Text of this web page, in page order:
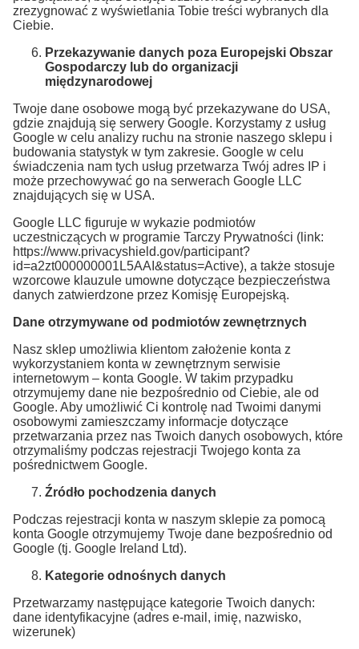
zrezygnować z wyświetlania Tobie treści wybranych dla
Ciebie.
Przekazywanie danych poza Europejski Obszar
Gospodarczy lub do organizacji
międzynarodowej
Twoje dane osobowe mogą być przekazywane do USA,
gdzie znajdują się serwery Google. Korzystamy z usług
Google w celu analizy ruchu na stronie naszego sklepu i
budowania statystyk w tym zakresie. Google w celu
świadczenia nam tych usług przetwarza Twój adres IP i
może przechowywać go na serwerach Google LLC
znajdujących się w USA.
Google LLC figuruje w wykazie podmiotów
uczestniczących w programie Tarczy Prywatności (link:
https://www.privacyshield.gov/participant?
id=a2zt000000001L5AAI&status=Active), a także stosuje
wzorcowe klauzule umowne dotyczące bezpieczeństwa
danych zatwierdzone przez Komisję Europejską.
Dane otrzymywane od podmiotów zewnętrznych
Nasz sklep umożliwia klientom założenie konta z
wykorzystaniem konta w zewnętrznym serwisie
internetowym – konta Google. W takim przypadku
otrzymujemy dane nie bezpośrednio od Ciebie, ale od
Google. Aby umożliwić Ci kontrolę nad Twoimi danymi
osobowymi zamieszczamy informacje dotyczące
przetwarzania przez nas Twoich danych osobowych, które
otrzymaliśmy podczas rejestracji Twojego konta za
pośrednictwem Google.
Źródło pochodzenia danych
Podczas rejestracji konta w naszym sklepie za pomocą
konta Google otrzymujemy Twoje dane bezpośrednio od
Google (tj. Google Ireland Ltd).
Kategorie odnośnych danych
Przetwarzamy następujące kategorie Twoich danych:
dane identyfikacyjne (adres e-mail, imię, nazwisko,
wizerunek)